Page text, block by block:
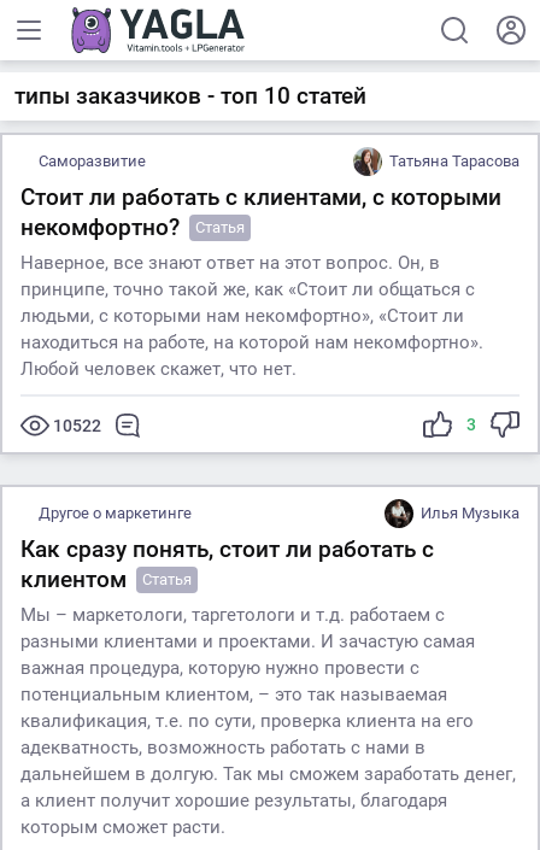
типы заказчиков - топ 10 статей
Саморазвитие Татьяна Тарасова
Стоит ли работать с клиентами, с которыми
некомфортно?
Статья
Наверное, все знают ответ на этот вопрос. Он, в
принципе, точно такой же, как «Стоит ли общаться с
людьми, с которыми нам некомфортно», «Стоит ли
находиться на работе, на которой нам некомфортно».
Любой человек скажет, что нет.
10522 3
Другое о маркетинге Илья Музыка
Как сразу понять, стоит ли работать с
клиентом
Статья
Мы – маркетологи, таргетологи и т.д. работаем с
разными клиентами и проектами. И зачастую самая
важная процедура, которую нужно провести с
потенциальным клиентом, – это так называемая
квалификация, т.е. по сути, проверка клиента на его
адекватность, возможность работать с нами в
дальнейшем в долгую. Так мы сможем заработать денег,
а клиент получит хорошие результаты, благодаря
которым сможет расти.